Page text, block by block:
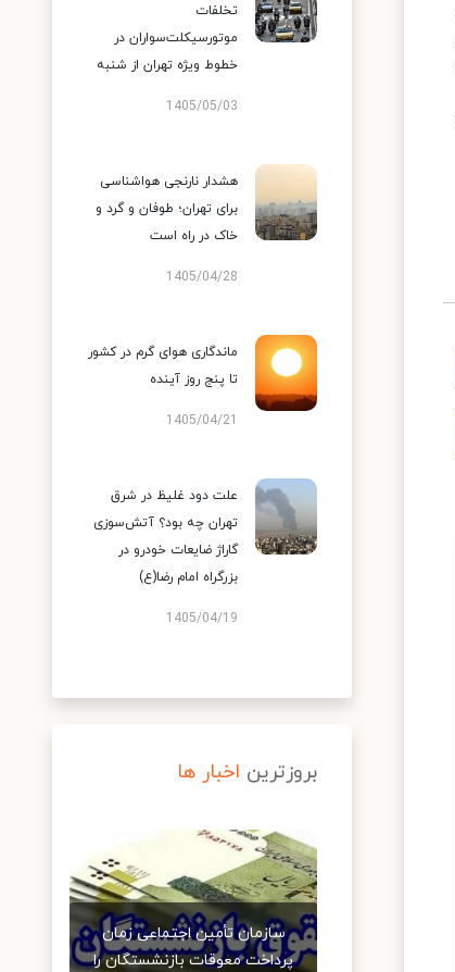
تخلفات
موتورسیکلت‌سواران در
خطوط ویژه تهران از شنبه
1405/05/03
هشدار نارنجی هواشناسی
برای تهران؛ طوفان و گرد و
خاک در راه است
1405/04/28
ماندگاری هوای گرم در کشور
تا پنج روز آینده
1405/04/21
علت دود غلیظ در شرق
تهران چه بود؟ آتش‌سوزی
گاراژ ضایعات خودرو در
بزرگراه امام رضا(ع)
1405/04/19
بروزترین اخبار ها
سازمان تأمین اجتماعی زمان
پرداخت معوقات بازنشستگان را